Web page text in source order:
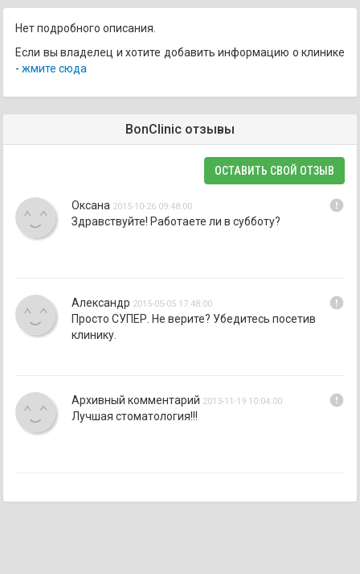
Нет подробного описания.
Если вы владелец и хотите добавить информацию о клинике
- жмите сюда
BonClinic отзывы
ОСТАВИТЬ СВОЙ ОТЗЫВ
Оксана 2015-10-26 09:48:00 error
Здравствуйте! Работаете ли в субботу?
Александр 2015-05-05 17:48:00 error
Просто СУПЕР. Не верите? Убедитесь посетив
клинику.
Архивный комментарий 2013-11-19 10:04:00 error
Лучшая стоматология!!!